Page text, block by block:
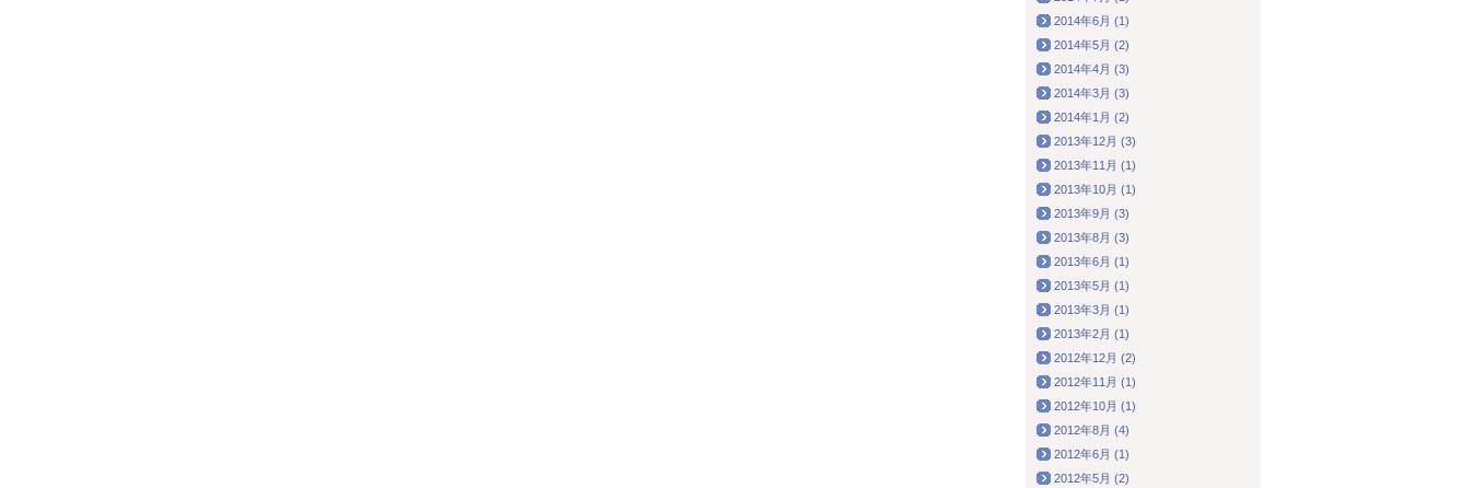
2014年6月 (1)
2014年5月 (2)
2014年4月 (3)
2014年3月 (3)
2014年1月 (2)
2013年12月 (3)
2013年11月 (1)
2013年10月 (1)
2013年9月 (3)
2013年8月 (3)
2013年6月 (1)
2013年5月 (1)
2013年3月 (1)
2013年2月 (1)
2012年12月 (2)
2012年11月 (1)
2012年10月 (1)
2012年8月 (4)
2012年6月 (1)
2012年5月 (2)